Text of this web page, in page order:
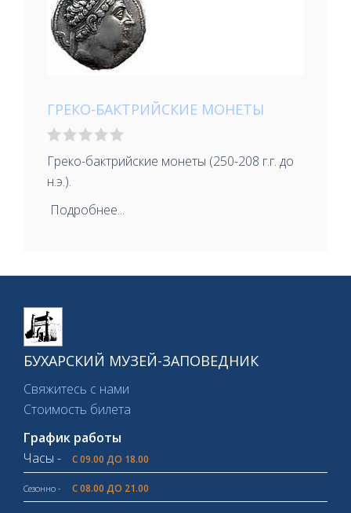
ГРЕКО-БАКТРИЙСКИЕ МОНЕТЫ
Греко-бактрийские монеты (250-208 г.г. до
н.э.).
Подробнее...
БУХАРСКИЙ МУЗЕЙ-ЗАПОВЕДНИК
Свяжитесь с нами
Стоимость билета
График работы
Часы -
С 09.00 ДО 18.00
Сезонно - С 08.00 ДО 21.00